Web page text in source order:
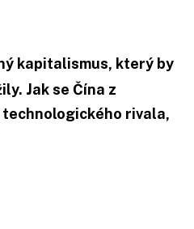
kapitalismus, který by
Jak se Čína z
rivala,